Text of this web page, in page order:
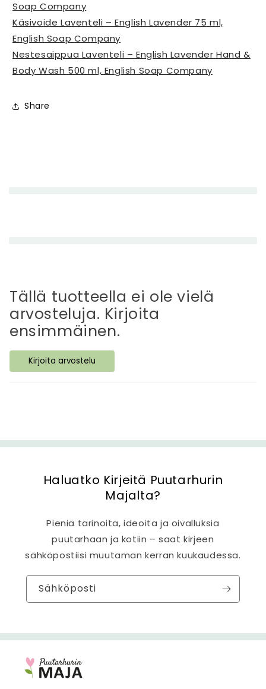
Soap Company
Käsivoide Laventeli – English Lavender 75 ml,
English Soap Company
Nestesaippua Laventeli – English Lavender Hand &
Body Wash 500 ml, English Soap Company
Share
t
ä
v
ä
s
i
ö
Tällä tuotteella ei ole vielä
arvosteluja. Kirjoita
ensimmäinen.
Kirjoita arvostelu
Haluatko Kirjeitä Puutarhurin
Majalta?
Pieniä tarinoita, ideoita ja oivalluksia
puutarhaan ja kotiin – saat kirjeen
sähköpostiisi muutaman kerran kuukaudessa.
Sähköposti